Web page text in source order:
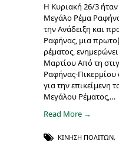
Η Κυριακή 26/3
Μεγάλο Ρέμα
την Ανάδειξη και
Ραφήνας, μια
ρέματος,
Μαρτίου Από τη
Ραφήνας-Πικερμίου
για την επικείμενη
Μεγάλου Ρέματος,…
Read More →
ΚΊΝΗΣΗ ΠΟΛΙΤΏΝ,